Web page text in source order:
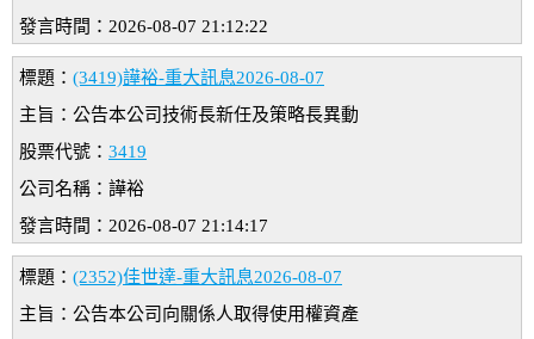
發言時間：2026-08-07 21:12:22
標題： (3419)譁裕-重大訊息2026-08-07
主旨：公告本公司技術長新任及策略長異動
股票代號： 3419
公司名稱：譁裕
發言時間：2026-08-07 21:14:17
標題： (2352)佳世達-重大訊息2026-08-07
主旨：公告本公司向關係人取得使用權資產